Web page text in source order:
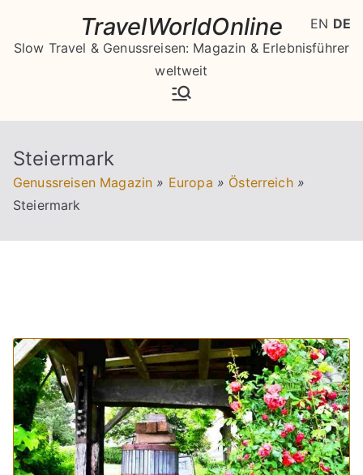
springen
TravelWorldOnline
Slow Travel & Genussreisen: Magazin & Erlebnisführer
weltweit
Steiermark
Genussreisen Magazin » Europa » Österreich »
Steiermark
EN DE